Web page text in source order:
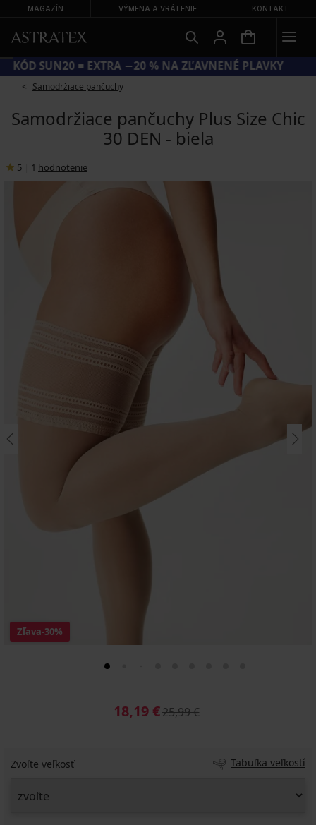
MAGAZÍN VÝMENA A VRÁTENIE KONTAKT
KÓD SUN20 = EXTRA −20 % NA ZĽAVNENÉ PLAVKY
Samodržiace pančuchy
Samodržiace pančuchy Plus Size Chic
30 DEN - biela
5 1 hodnotenie
Zľava-30%
18,19 €25,99 €
Zvoľte veľkosť Tabuľka veľkostí